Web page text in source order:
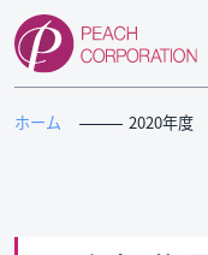
ホーム 2020年度